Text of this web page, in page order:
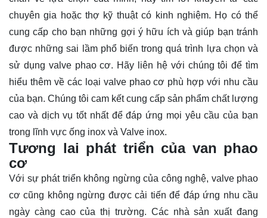
chuyên gia hoặc thợ kỹ thuật có kinh nghiệm. Họ có thể
cung cấp cho bạn những gợi ý hữu ích và giúp bạn tránh
được những sai lầm phổ biến trong quá trình lựa chọn và
sử dụng valve phao cơ. Hãy
liên hệvới chúng tôi để tìm
hiểu thêm về các loại valve phao cơ phù hợp với nhu cầu
của bạn. Chúng tôi cam kết cung cấp sản phẩm chất lượng
cao và dịch vụ tốt nhất để đáp ứng mọi yêu cầu của bạn
trong lĩnh vực ống inox và Valve inox.
Tương lai phát triển của van phao
cơ
Với sự phát triển không ngừng của công nghệ, valve phao
cơ cũng không ngừng được cải tiến để đáp ứng nhu cầu
ngày càng cao của thị trường. Các nhà sản xuất đang